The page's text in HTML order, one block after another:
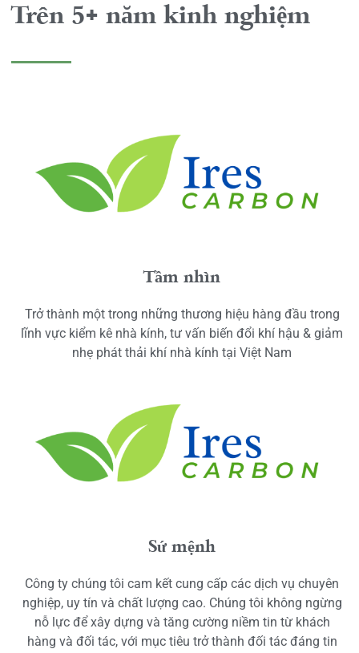
Trên 5+ năm kinh nghiệm
Tầm nhìn
Trở thành một trong những thương hiệu hàng đầu trong
lĩnh vực kiểm kê nhà kính, tư vấn biến đổi khí hậu & giảm
nhẹ phát thải khí nhà kính tại Việt Nam
Sứ mệnh
Công ty chúng tôi cam kết cung cấp các dịch vụ chuyên
nghiệp, uy tín và chất lượng cao. Chúng tôi không ngừng
nỗ lực để xây dựng và tăng cường niềm tin từ khách
hàng và đối tác, với mục tiêu trở thành đối tác đáng tin